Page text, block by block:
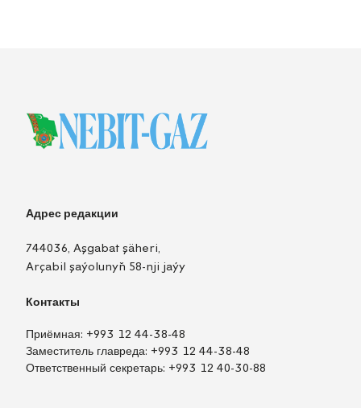
Адрес редакции
744036, Aşgabat şäheri,
Arçabil şaýolunyň 58-nji jaýy
Контакты
Приёмная: +993 12 44-38-48
Заместитель главреда: +993 12 44-38-48
Ответственный секретарь: +993 12 40-30-88